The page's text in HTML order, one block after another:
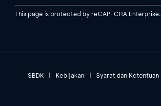
This page is protected by reCAPTCHA Enterprise.
SBDK | Kebijakan | Syarat dan Ketentuan